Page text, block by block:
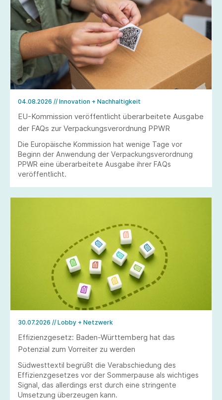
04.08.2026 // Innovation + Nachhaltigkeit
EU-Kommission veröffentlicht überarbeitete Ausgabe
der FAQs zur Verpackungsverordnung PPWR
Die Europäische Kommission hat wenige Tage vor
Beginn der Anwendung der Verpackungsverordnung
PPWR eine überarbeitete Ausgabe ihrer FAQs
veröffentlicht.
30.07.2026 // Lobby + Netzwerk
Effizienzgesetz: Baden-Württemberg hat das
Potenzial zum Vorreiter zu werden
Südwesttextil begrüßt die Verabschiedung des
Effizienzgesetzes vor der Sommerpause als wichtiges
Signal, das allerdings erst durch eine stringente
Umsetzung überzeugen kann.